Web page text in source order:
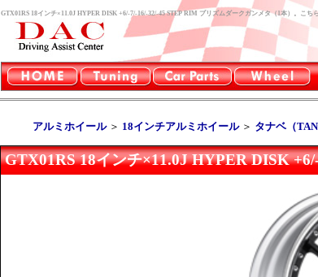
GTX01RS 18インチ×11.0J HYPER DISK +6/-7/-16/-32/-45 STEP RIM プリズムダークガンメタ（1本）。こち
アルミホイール＞ 18インチアルミホイール＞ タナベ（
GTX01RS 18インチ×11.0J HYPER DISK